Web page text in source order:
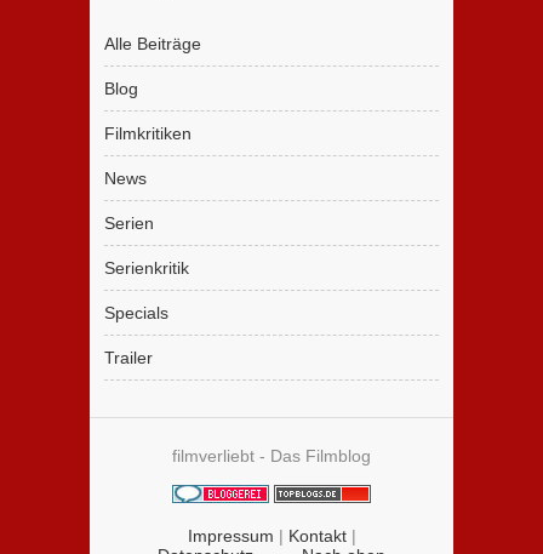
Alle Beiträge
Blog
Filmkritiken
News
Serien
Serienkritik
Specials
Trailer
filmverliebt - Das Filmblog
Impressum | Kontakt|